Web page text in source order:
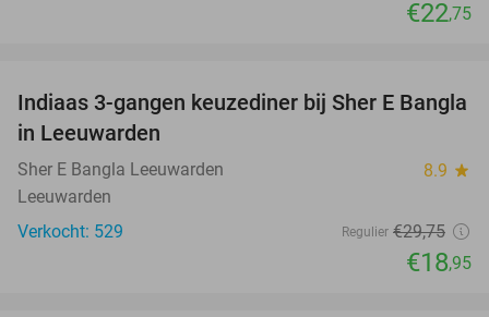
€22,75
36%
Indiaas 3-gangen keuzediner bij Sher E Bangla
in Leeuwarden
Sher E Bangla Leeuwarden 8.9 star
Leeuwarden
Verkocht: 529
Regulier €29,75
€18,95